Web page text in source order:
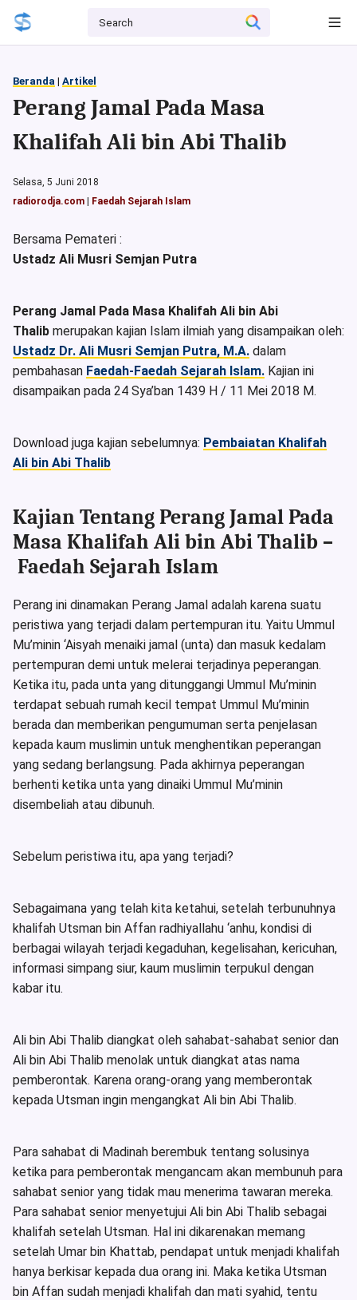
Beranda | Artikel
Perang Jamal Pada Masa
Khalifah Ali bin Abi Thalib
Selasa, 5 Juni 2018
radiorodja.com
Faedah Sejarah Islam
Bersama Pemateri :
Ustadz Ali Musri Semjan Putra
Perang Jamal Pada Masa Khalifah Ali bin Abi
Thalib merupakan kajian Islam ilmiah yang disampaikan oleh:
Ustadz Dr. Ali Musri Semjan Putra, M.A. dalam
pembahasan Faedah-Faedah Sejarah Islam. Kajian ini
disampaikan pada 24 Sya’ban 1439 H / 11 Mei 2018 M.
Download juga kajian sebelumnya: Pembaiatan Khalifah
Ali bin Abi Thalib
Kajian Tentang Perang Jamal Pada
Masa Khalifah Ali bin Abi Thalib –
Faedah Sejarah Islam
Perang ini dinamakan Perang Jamal adalah karena suatu
peristiwa yang terjadi dalam pertempuran itu. Yaitu Ummul
Mu’minin ‘Aisyah menaiki jamal (unta) dan masuk kedalam
pertempuran demi untuk melerai terjadinya peperangan.
Ketika itu, pada unta yang ditunggangi Ummul Mu’minin
terdapat sebuah rumah kecil tempat Ummul Mu’minin
berada dan memberikan pengumuman serta penjelasan
kepada kaum muslimin untuk menghentikan peperangan
yang sedang berlangsung. Pada akhirnya peperangan
berhenti ketika unta yang dinaiki Ummul Mu’minin
disembeliah atau dibunuh.
Sebelum peristiwa itu, apa yang terjadi?
Sebagaimana yang telah kita ketahui, setelah terbunuhnya
khalifah Utsman bin Affan radhiyallahu ‘anhu, kondisi di
berbagai wilayah terjadi kegaduhan, kegelisahan, kericuhan,
informasi simpang siur, kaum muslimin terpukul dengan
kabar itu.
Ali bin Abi Thalib diangkat oleh sahabat-sahabat senior dan
Ali bin Abi Thalib menolak untuk diangkat atas nama
pemberontak. Karena orang-orang yang memberontak
kepada Utsman ingin mengangkat Ali bin Abi Thalib.
Para sahabat di Madinah berembuk tentang solusinya
ketika para pemberontak mengancam akan membunuh para
sahabat senior yang tidak mau menerima tawaran mereka.
Para sahabat senior menyetujui Ali bin Abi Thalib sebagai
khalifah setelah Utsman. Hal ini dikarenakan memang
setelah Umar bin Khattab, pendapat untuk menjadi khalifah
hanya berkisar kepada dua orang ini. Maka ketika Utsman
bin Affan sudah menjadi khalifah dan mati syahid, tentu